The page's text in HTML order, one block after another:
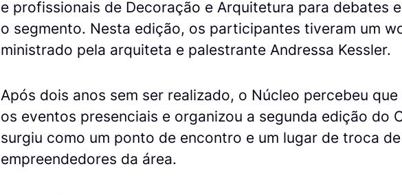
e profissionais de Decoração e Arquitetura para debates
o segmento. Nesta edição, os participantes tiveram um
ministrado pela arquiteta e palestrante Andressa Kessler.
Após dois anos sem ser realizado, o Núcleo percebeu
os eventos presenciais e organizou a segunda edição do
surgiu como um ponto de encontro e um lugar de troca
empreendedores da área.